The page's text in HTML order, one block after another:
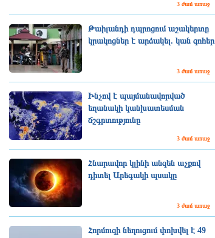
3 ժամ առաջ
Թաիլանդի դպրոցում աշակերտը
կրակոցներ է արձակել. կան զոհեր
3 ժամ առաջ
Ինչով է պայմանավորված
եղանակի կանխատեսման
ճշգրտությունը
3 ժամ առաջ
Հնարավոր կլինի անզեն աչքով
դիտել Արեգակի պսակը
3 ժամ առաջ
Հորմուզի նեղուցում փոխվել է 49